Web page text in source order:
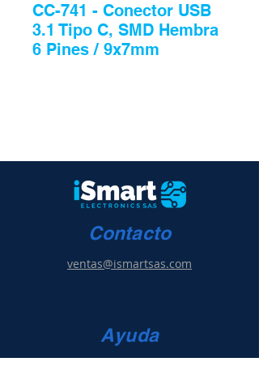
CC-741 - Conector USB
3.1 Tipo C, SMD Hembra
6 Pines / 9x7mm
Contacto
ventas@ismartsas.com
Ayuda